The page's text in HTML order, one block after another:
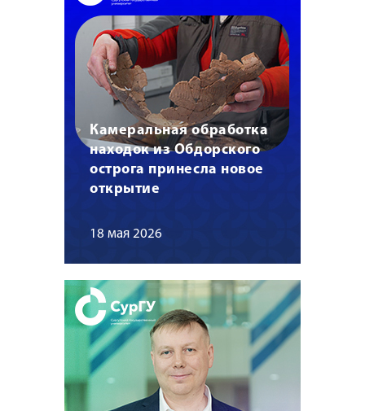
Камеральная обработка
находок из Обдорского
острога принесла новое
открытие
18 мая 2026